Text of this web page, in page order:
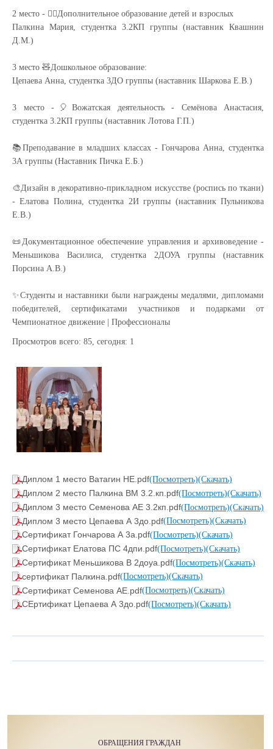
2 место - 💁‍♀Дополнительное образование детей и взрослых
Палкина Мария, студентка 3.2КП группы (наставник Квашнин
Д.М.)
3 место 🧸Дошкольное образование:
Цепаева Анна, студентка 3ДО группы (наставник Шаркова Е.В.)
3 место -🎈Вожатская деятельность - Семёнова Анастасия,
студентка 3.2КП группы (наставник Лотова Г.П.)
📚Преподавание в младших классах - Гончарова Анна, студентка
3А группы (Наставник Пичка Е.Б.)
🎨Дизайн в декоративно-прикладном искусстве (роспись по ткани)
- Елатова Полина, студентка 2И группы (наставник Пульникова
Е.В.)
📜Документационное обеспечение управления и архивоведение -
Меньшикова Василиса, студентка 2ДОУА группы (наставник
Порсина А.В.)
✨Студенты и наставники были награждены медалями, дипломами
победителей, сертификатами участников и подарками от
Чемпионатное движение | Профессионалы
Просмотров всего: 85, сегодня: 1
Диплом 1 место Ватагин НЕ.pdf(Посмотреть)(Скачать)
Диплом 2 место Палкина ВМ 3.2.кп.pdf(Посмотреть)(Скачать)
Диплом 3 место Семенова АЕ 3.2кп.pdf(Посмотреть)(Скачать)
Диплом 3 место Цепаева А 3до.pdf(Посмотреть)(Скачать)
Сертификат Гончарова А 3а.pdf(Посмотреть)(Скачать)
Сертификат Елатова ПС 4дпи.pdf(Посмотреть)(Скачать)
Сертификат Меньшикова В 2доуа.pdf(Посмотреть)(Скачать)
сертификат Палкина.pdf(Посмотреть)(Скачать)
Сертификат Семенова АЕ.pdf(Посмотреть)(Скачать)
СЕртификат Цепаева А 3до.pdf(Посмотреть)(Скачать)
ОБРАЩЕНИЯ ГРАЖДАН